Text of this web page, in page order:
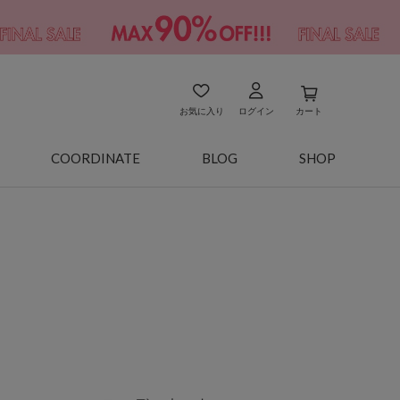
お気に入り ログイン カート
COORDINATE BLOG SHOP